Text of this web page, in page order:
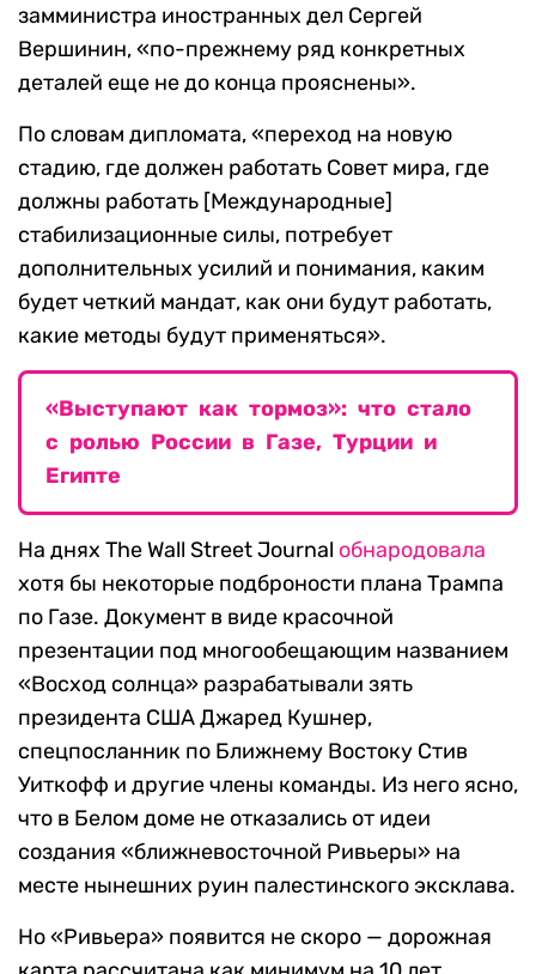
замминистра иностранных дел Сергей
Вершинин, «по-прежнему ряд конкретных
деталей еще не до конца прояснены».
По словам дипломата, «переход на новую
стадию, где должен работать Совет мира, где
должны работать [Международные]
стабилизационные силы, потребует
дополнительных усилий и понимания, каким
будет четкий мандат, как они будут работать,
какие методы будут применяться».
«Выступают как тормоз»: что стало
с ролью России в Газе, Турции и
Египте
На днях The Wall Street Journal обнародовала
хотя бы некоторые подброности плана Трампа
по Газе. Документ в виде красочной
презентации под многообещающим названием
«Восход солнца» разрабатывали зять
президента США Джаред Кушнер,
спецпосланник по Ближнему Востоку Стив
Уиткофф и другие члены команды. Из него ясно,
что в Белом доме не отказались от идеи
создания «ближневосточной Ривьеры» на
месте нынешних руин палестинского эксклава.
Но «Ривьера» появится не скоро — дорожная